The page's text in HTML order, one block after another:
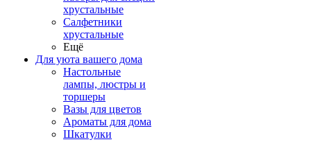
хрустальные
Салфетники
хрустальные
Ещё
Для уюта вашего дома
Настольные
лампы, люстры и
торшеры
Вазы для цветов
Ароматы для дома
Шкатулки